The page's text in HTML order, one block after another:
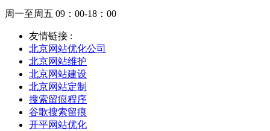
周一至周五 09：00-18：00
友情链接 :
北京网站优化公司
北京网站维护
北京网站建设
北京网站定制
搜索留痕程序
谷歌搜索留痕
开平网站优化